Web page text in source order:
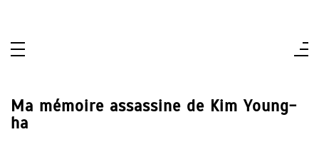
Ma mémoire assassine de Kim Young-
ha